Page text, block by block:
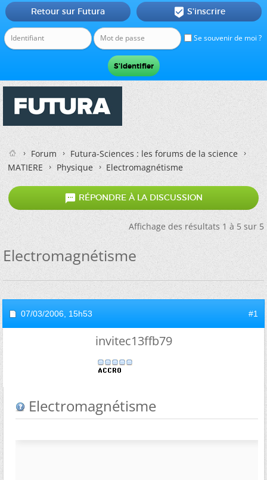
Se souvenir de moi ?
Retour sur Futura  S'inscrire
Forum
Futura-Sciences : les forums de la science
MATIERE
Physique Electromagnétisme
 RÉPONDRE À LA DISCUSSION
Affichage des résultats 1 à 5 sur 5
Electromagnétisme
07/03/2006, 15h53 #1
invitec13ffb79
Electromagnétisme